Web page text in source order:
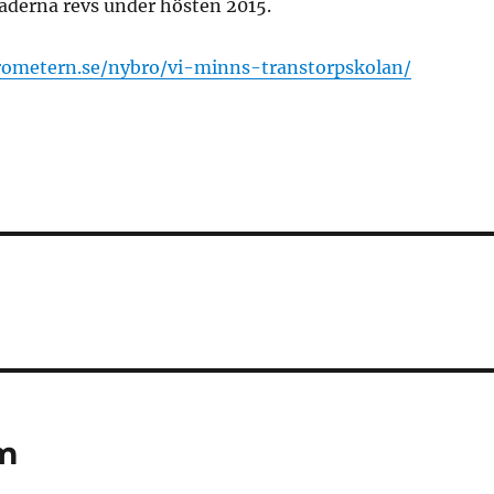
revs under hösten 2015.
nybro/vi-minns-transtorpskolan/